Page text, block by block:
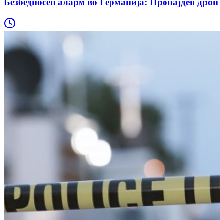
Безбедносен аларм во Германија: Пронајден